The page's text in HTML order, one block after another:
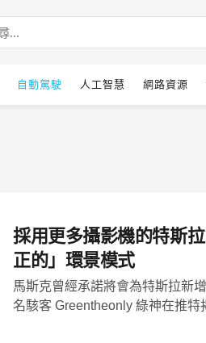
自動駕駛 人工智慧 網路資源
採用更多攝影機的特斯
正的」環景模式
馬斯克曾經承諾將會為特斯拉新
名駭客 Greentheonly 綠神在推特